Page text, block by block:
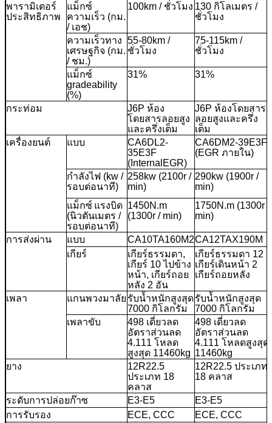
พารามิเตอร์
ประสิทธิภาพ
แม็กซ์
ความเร็ว (กม.
/ เอช)
100km / ชั่วโมง 130 กิโลเมตร /
ชั่วโมง
ความเร็วทาง
เศรษฐกิจ (กม.
/ ชม.)
55-80km /
ชั่วโมง
75-115km /
ชั่วโมง
แม็กซ์
gradeability
(%)
31% 31%
กระท่อม
J6P ห้อง
โดยสารลอยสูง
และครึ่งเต็ม
J6P ห้องโดยสาร
ลอยสูงและครึ่ง
เต็ม
เครื่องยนต์
แบบ
CA6DL2-
35E3F
(InternalEGR)
CA6DM2-39E3F
(EGR ภายใน)
กำลังไฟ (kw /
รอบต่อนาที)
258kw (2100r /
min)
290kw (1900r /
min)
แม็กซ์ แรงบิด
(นิวตันเมตร /
รอบต่อนาที)
1450N.m
(1300r / min)
1750N.m (1300r /
min)
การส่งผ่าน แบบ CA10TA160M2CA12TAX190M
เกียร์
เกียร์ธรรมดา,
เกียร์ 10 ไปข้าง
หน้า, เกียร์ถอย
หลัง 2 อัน
เกียร์ธรรมดา 12
เกียร์เดินหน้า 2
เกียร์ถอยหลัง
เพลา แกนพวงมาลัย รับน้ำหนักสูงสุด
7000 กิโลกรัม
รับน้ำหนักสูงสุด
7000 กิโลกรัม
เพลาขับ
498 เดี่ยวลด
อัตราส่วนลด
4.111 โหลด
สูงสุด 11460kg
498 เดี่ยวลด
อัตราส่วนลด
4.111 โหลดสูงสุด
11460kg
ยาง
12R22.5
ประเภท 18
คลาส
12R22.5 ประเภท
18 คลาส
ระดับการปล่อยก๊าซ E3-E5
E3-E5
การรับรอง
ECE, CCC
ECE, CCC